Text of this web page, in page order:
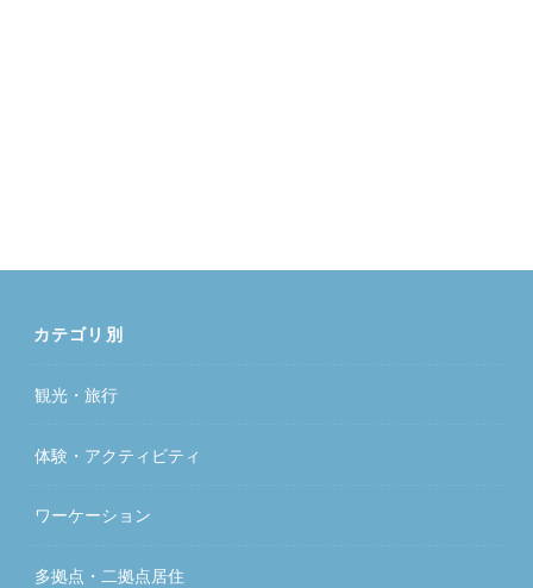
カテゴリ別
観光・旅行
体験・アクティビティ
ワーケーション
多拠点・二拠点居住